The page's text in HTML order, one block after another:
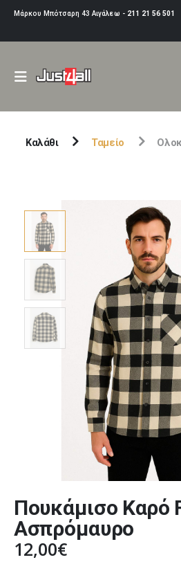
Μάρκου Μπότσαρη 43 Αιγάλεω - 211 21 56 501
Καλάθι Ταμείο
Πουκάμισο Καρό
Ασπρόμαυρο
12,00€